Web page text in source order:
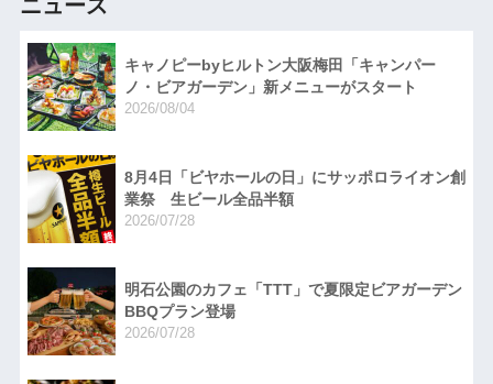
ニュース
キャノピーbyヒルトン大阪梅田「キャンパー
ノ・ビアガーデン」新メニューがスタート
2026/08/04
8月4日「ビヤホールの日」にサッポロライオン創
業祭 生ビール全品半額
2026/07/28
明石公園のカフェ「TTT」で夏限定ビアガーデン
BBQプラン登場
2026/07/28